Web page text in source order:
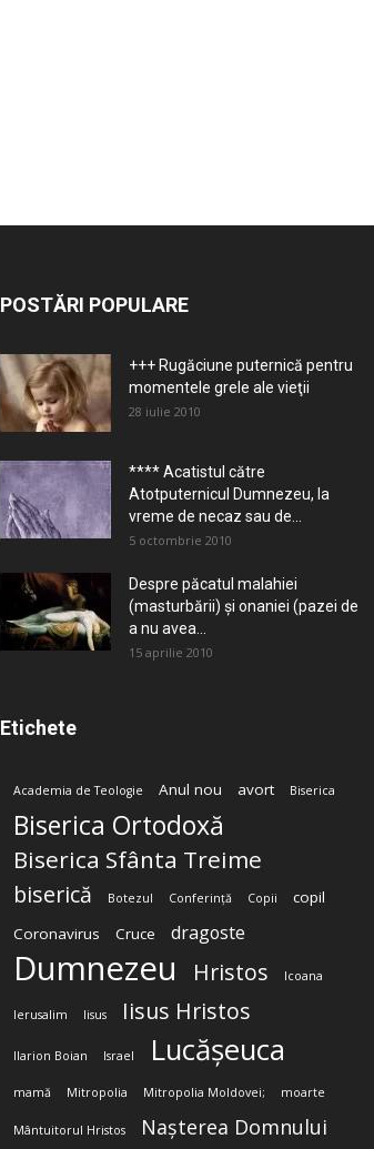
POSTĂRI POPULARE
+++ Rugăciune puternică pentru
momentele grele ale vieţii
28 iulie 2010
**** Acatistul către
Atotputernicul Dumnezeu, la
vreme de necaz sau de...
5 octombrie 2010
Despre păcatul malahiei
(masturbării) şi onaniei (pazei de
a nu avea...
15 aprilie 2010
Etichete
Academia de Teologie Anul nou avort Biserica
Biserica Ortodoxă
Biserica Sfânta Treime
biserică Botezul Conferință Copii
copil
Coronavirus
Cruce dragoste
Dumnezeu Hristos Icoana
Ierusalim Iisus Iisus Hristos
Ilarion Boian Israel Lucășeuca
mamă Mitropolia Mitropolia Moldovei; moarte
Mântuitorul Hristos Nașterea Domnului